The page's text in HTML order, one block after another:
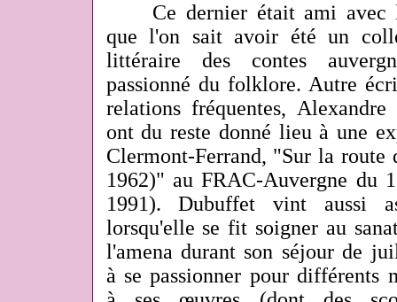
Ce dernier était ami avec
que l'on sait avoir été un
littéraire des contes
passionné du folklore. Autre
relations fréquentes,
ont du reste donné lieu à une
Clermont-Ferrand, "Sur la route
1962)" au FRAC-Auvergne du
1991). Dubuffet vint aussi
lorsqu'elle se fit soigner au
l'amena durant son séjour de
à se passionner pour différents